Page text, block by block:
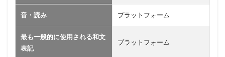
報
音・読み プラットフォーム
最も一般的に使用される和文
表記
プラットフォーム